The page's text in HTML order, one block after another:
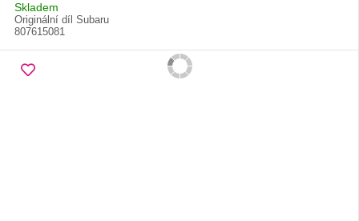
Skladem
Originální díl Subaru
807615081